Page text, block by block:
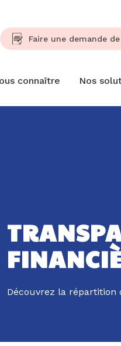
Faire une demande de
connaître Nos
Découvrez la répartition